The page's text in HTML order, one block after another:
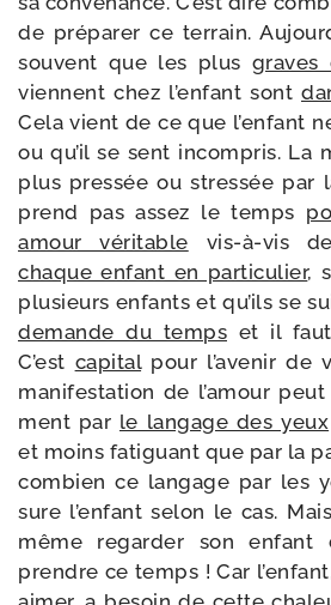
de pré­pa­rer ce ter­rain.
sou­vent que les plus graves
viennent chez l’en­fant sont
Cela vient de ce que l’en­fant
ou qu’il se sent incom­pris. La
plus pres­sée ou stres­sée par
prend pas assez le temps
amour véri­table vis-​à-​vis
chaque enfant en par­ti­cu­lier,
plu­sieurs enfants et qu’ils se
demande du temps et il
C’est capi­talpour l’a­ve­nir de
mani­fes­ta­tion de l’a­mour
ment par le lan­gage des yeux
et moins fati­guant que par la
com­bien ce lan­gage par les
sure l’en­fant selon le cas.
même regar­der son
prendre ce temps ! Car